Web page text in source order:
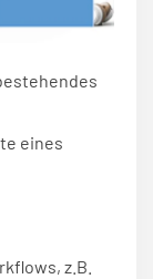
eines
z.B.